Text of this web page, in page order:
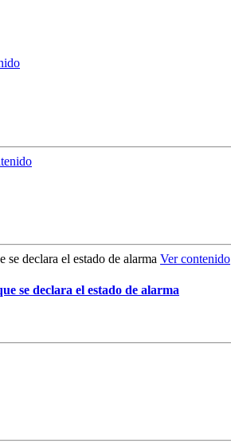
Ver contenido
se declara el estado de alarma